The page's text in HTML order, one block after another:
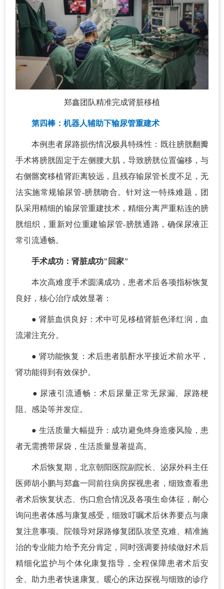
郑鑫团队精准完成肾脏移植
第四棒：机器人辅助下输尿管重建术
本例患者尿路损伤情况极具特殊性：既往膀胱翻瓣
手术将膀胱固定于左侧腰大肌，导致膀胱位置偏移，与
右侧髂窝移植肾距离较远，且残存输尿管长度不足，无
法实施常规输尿管-膀胱吻合。针对这一特殊难题，团
队采用精细的输尿管重建技术，精细分离严重粘连的膀
胱组织，重新对位重建输尿管-膀胱通路，确保尿液正
常引流通畅。
手术成功：肾脏成功"回家"
本次高难度手术圆满成功，患者术后各项指标恢复
良好，核心治疗成效显著：
● 肾脏血供良好：术中可见移植肾脏色泽红润，血
流灌注充分。
● 肾功能恢复：术后患者肌酐水平接近术前水平，
肾功能得到有效保护。
● 尿液引流通畅：术后尿量正常无尿漏、尿路梗
阻、感染等并发症。
● 生活质量大幅提升：成功避免终身造瘘风险，患
者无需携带尿袋，生活质量显著提高。
术后恢复期，北京朝阳医院副院长、泌尿外科主任
医师胡小鹏与郑鑫一同前往病房探视患者，细致查看患
者术后恢复状态、伤口愈合情况及各项生命体征，耐心
询问患者体感与康复感受，细致叮嘱术后休养要点与康
复注意事项。院领导对尿路修复团队攻坚克难、精准施
治的专业能力给予充分肯定，同时强调要持续做好术后
精细化监护与个体化康复指导，全程保障患者术后安
全、助力患者快速康复。暖心的床边探视与细致的诊疗